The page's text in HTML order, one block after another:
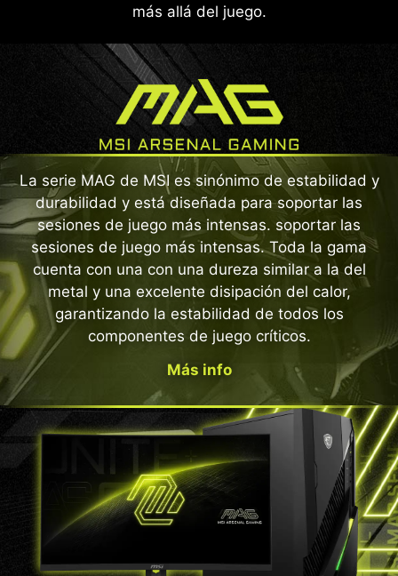
más allá del juego.
La serie MAG de MSI es sinónimo de estabilidad y
durabilidad y está diseñada para soportar las
sesiones de juego más intensas. soportar las
sesiones de juego más intensas. Toda la gama
cuenta con una con una dureza similar a la del
metal y una excelente disipación del calor,
garantizando la estabilidad de todos los
componentes de juego críticos.
Más info